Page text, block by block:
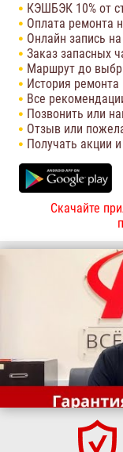
КЭШБЭК 10% от
Оплата ремонта
Онлайн запись
Заказ запасных
Маршрут до
История
Все
Позвонить или
Отзыв или
Получать акции
Скачайте